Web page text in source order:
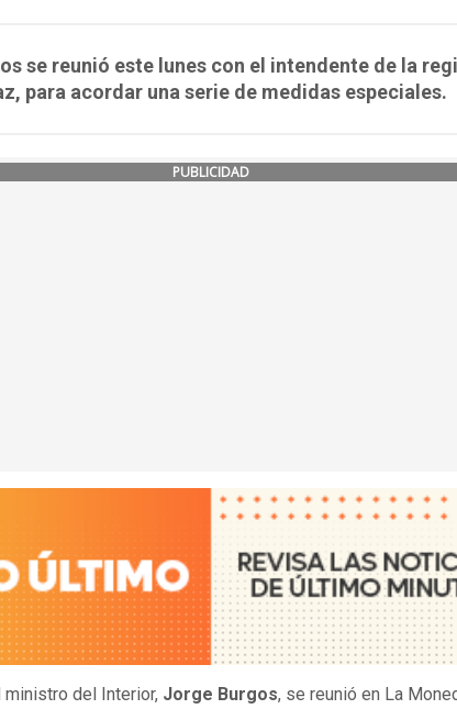
se reunió este lunes con el intendente de la
para acordar una serie de medidas especiales.
PUBLICIDAD
ministro del Interior, Jorge Burgos, se reunió en La